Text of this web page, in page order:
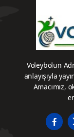
Voleybolun
anlayışıyla
Amacımız,